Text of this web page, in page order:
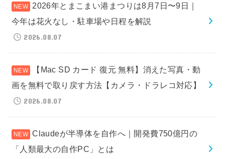
2026年とまこまい港まつりは8月7日〜9日｜
今年は花火なし・駐車場や日程を解説
2026.08.07
【Mac SD カード 復元 無料】消えた写真・動
画を無料で取り戻す方法【カメラ・ドラレコ対応】
2026.08.07
Claudeが半導体を自作へ｜開発費750億円の
「人類最大の自作PC」とは